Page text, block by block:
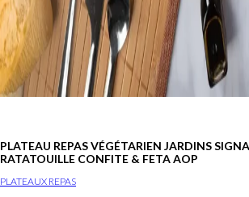
PLATEAU REPAS VÉGÉTARIEN JARDINS
RATATOUILLE CONFITE & FETA AOP
PLATEAUX REPAS